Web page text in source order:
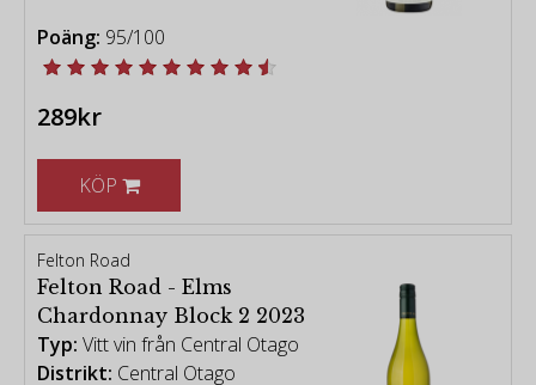
Poäng: 95/100
289kr
KÖP
Felton Road
Felton Road - Elms
Chardonnay Block 2 2023
Typ: Vitt vin från Central Otago
Distrikt: Central Otago